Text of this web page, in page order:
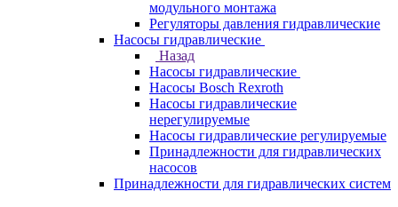
модульного монтажа
Регуляторы давления гидравлические
Насосы гидравлические
Назад
Насосы гидравлические
Насосы Bosch Rexroth
Насосы гидравлические
нерегулируемые
Насосы гидравлические регулируемые
Принадлежности для гидравлических
насосов
Принадлежности для гидравлических систем